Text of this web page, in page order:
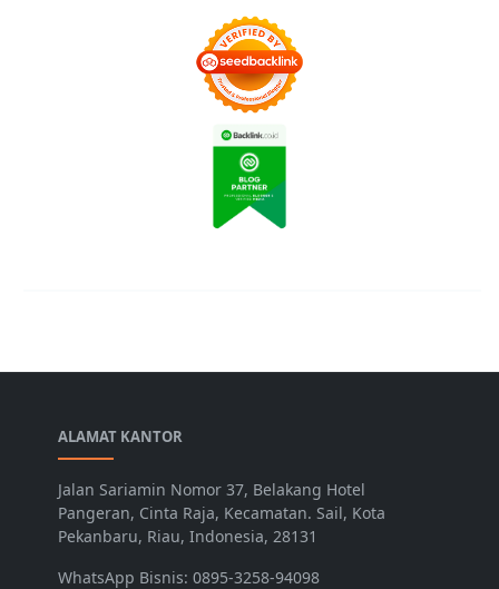
ALAMAT KANTOR
Jalan Sariamin Nomor 37, Belakang Hotel
Pangeran, Cinta Raja, Kecamatan. Sail, Kota
Pekanbaru, Riau, Indonesia, 28131
WhatsApp Bisnis: 0895-3258-94098